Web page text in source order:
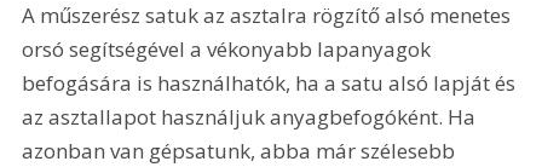
A műszerész satuk az asztalra rögzítő alsó menetes
orsó segítségével a vékonyabb lapanyagok
befogására is használhatók, ha a satu alsó lapját és
az asztallapot használjuk anyagbefogóként. Ha
azonban van gépsatunk, abba már szélesebb